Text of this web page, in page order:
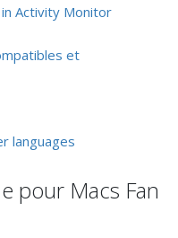
Activity Monitor
et
languages
pour Macs Fan